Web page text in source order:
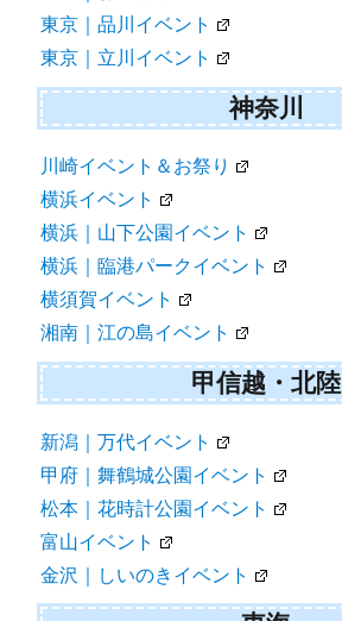
東京｜品川イベント
東京｜立川イベント
神奈川
川崎イベント＆お祭り
横浜イベント
横浜｜山下公園イベント
横浜｜臨港パークイベント
横須賀イベント
湘南｜江の島イベント
甲信越・北陸
新潟｜万代イベント
甲府｜舞鶴城公園イベント
松本｜花時計公園イベント
富山イベント
金沢｜しいのきイベント